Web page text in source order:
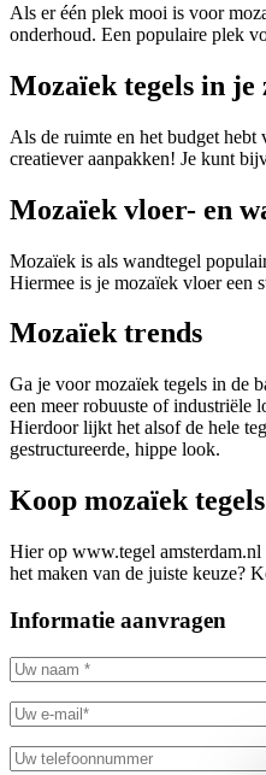
Als er één plek mooi is voor
onderhoud. Een populaire plek
Mozaïek tegels in je
Als de ruimte en het budget
creatiever aanpakken! Je kunt
Mozaïek vloer- en
Mozaïek is als wandtegel
Hiermee is je mozaïek vloer een
Mozaïek trends
Ga je voor mozaïek tegels in de
een meer robuuste of industriële
Hierdoor lijkt het alsof de hele
gestructureerde, hippe look.
Koop mozaïek
Hier op www.tegel amsterdam.nl
het maken van de juiste keuze?
Informatie aanvragen